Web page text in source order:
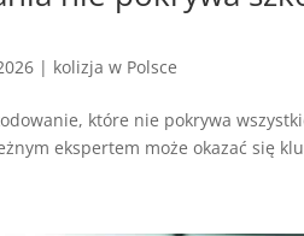
| kolizja w Polsce
które nie pokrywa
ekspertem może okazać się